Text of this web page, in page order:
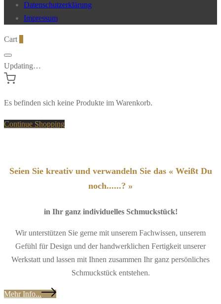
Datenschutzerklärung
Impressum
Cart
Updating…
Es befinden sich keine Produkte im Warenkorb.
Continue Shopping
Seien Sie kreativ und verwandeln Sie das « Weißt Du
noch......? »
in Ihr ganz individuelles Schmuckstück!
Wir unterstützen Sie gerne mit unserem Fachwissen, unserem
Gefühl für Design und der handwerklichen Fertigkeit unserer
Werkstatt und lassen mit Ihnen zusammen Ihr ganz persönliches
Schmuckstück entstehen.
Mehr Info...